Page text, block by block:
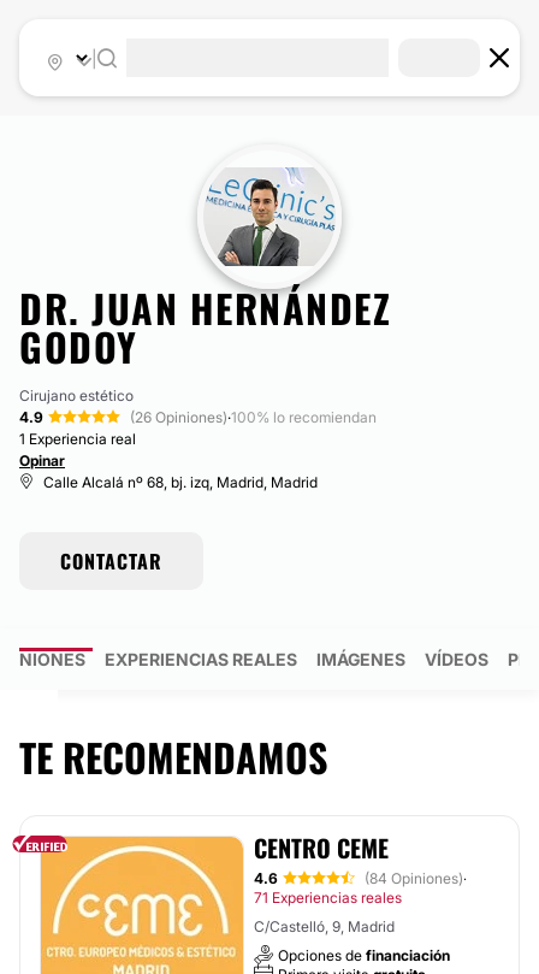
DR. JUAN HERNÁNDEZ
GODOY
Cirujano estético
4.9
(26 Opiniones)·100% lo recomiendan
1 Experiencia real
Opinar
Calle Alcalá nº 68, bj. izq, Madrid, Madrid
CONTACTAR
EXPERIENCIAS REALES IMÁGENES VÍDEOS
TE RECOMENDAMOS
CENTRO CEME
4.6 (84 Opiniones)·
71 Experiencias reales
C/Castelló, 9, Madrid
Opciones de financiación